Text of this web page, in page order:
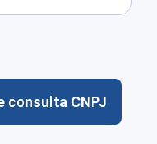
consulta CNPJ